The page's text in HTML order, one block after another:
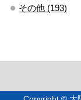
その他 (193)